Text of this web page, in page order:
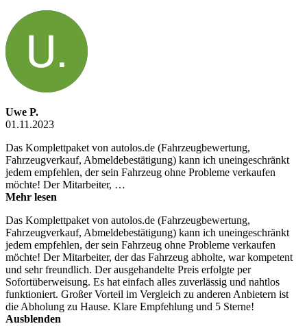
Uwe P.
01.11.2023
Das Komplettpaket von autolos.de (Fahrzeugbewertung,
Fahrzeugverkauf, Abmeldebestätigung) kann ich uneingeschränkt
jedem empfehlen, der sein Fahrzeug ohne Probleme verkaufen
möchte! Der Mitarbeiter, …
Mehr lesen
Das Komplettpaket von autolos.de (Fahrzeugbewertung,
Fahrzeugverkauf, Abmeldebestätigung) kann ich uneingeschränkt
jedem empfehlen, der sein Fahrzeug ohne Probleme verkaufen
möchte! Der Mitarbeiter, der das Fahrzeug abholte, war kompetent
und sehr freundlich. Der ausgehandelte Preis erfolgte per
Sofortüberweisung. Es hat einfach alles zuverlässig und nahtlos
funktioniert. Großer Vorteil im Vergleich zu anderen Anbietern ist
die Abholung zu Hause. Klare Empfehlung und 5 Sterne!
Ausblenden